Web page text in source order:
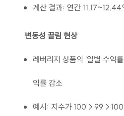
계산 결과: 연간
변동성 끌림 현상
레버리지 상품의 '일별 수익
익률 감소
예시: 지수가 100→99→100